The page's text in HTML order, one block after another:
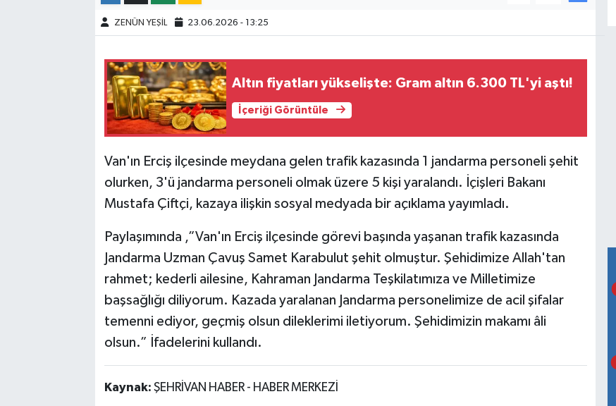
ZENÜN YEŞİL 23.06.2026 - 13:25
Altın fiyatları yükselişte: Gram altın 6.300 TL'yi aştı!
İçeriği Görüntüle
Van'ın Erciş ilçesinde meydana gelen trafik kazasında 1 jandarma personeli şehit
olurken, 3'ü jandarma personeli olmak üzere 5 kişi yaralandı. İçişleri Bakanı
Mustafa Çiftçi, kazaya ilişkin sosyal medyada bir açıklama yayımladı.
Paylaşımında ,”Van'ın Erciş ilçesinde görevi başında yaşanan trafik kazasında
Jandarma Uzman Çavuş Samet Karabulut şehit olmuştur. Şehidimize Allah'tan
rahmet; kederli ailesine, Kahraman Jandarma Teşkilatımıza ve Milletimize
başsağlığı diliyorum. Kazada yaralanan Jandarma personelimize de acil şifalar
temenni ediyor, geçmiş olsun dileklerimi iletiyorum. Şehidimizin makamı âli
olsun.” İfadelerini kullandı.
Kaynak: ŞEHRİVAN HABER - HABER MERKEZİ